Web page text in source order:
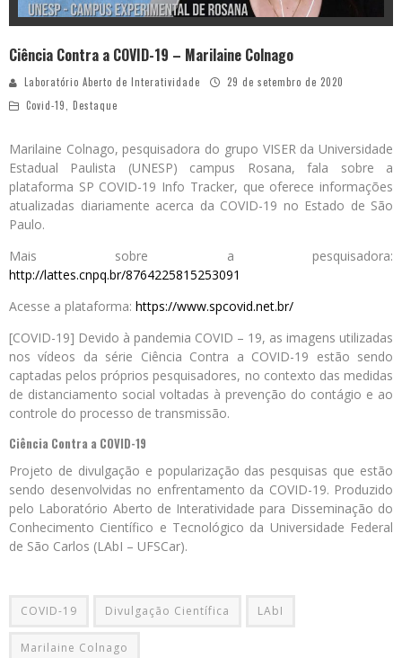
Ciência Contra a COVID-19 – Marilaine Colnago
Laboratório Aberto de Interatividade
29 de setembro de 2020
Covid-19
Destaque
Marilaine Colnago, pesquisadora do grupo VISER da Universidade
Estadual Paulista (UNESP) campus Rosana, fala sobre a
plataforma SP COVID-19 Info Tracker, que oferece informações
atualizadas diariamente acerca da COVID-19 no Estado de São
Paulo.
Mais sobre a pesquisadora:
http://lattes.cnpq.br/8764225815253091
Acesse a plataforma: https://www.spcovid.net.br/
[COVID-19] Devido à pandemia COVID – 19, as imagens utilizadas
nos vídeos da série Ciência Contra a COVID-19 estão sendo
captadas pelos próprios pesquisadores, no contexto das medidas
de distanciamento social voltadas à prevenção do contágio e ao
controle do processo de transmissão.
Ciência Contra a COVID-19
Projeto de divulgação e popularização das pesquisas que estão
sendo desenvolvidas no enfrentamento da COVID-19. Produzido
pelo Laboratório Aberto de Interatividade para Disseminação do
Conhecimento Científico e Tecnológico da Universidade Federal
de São Carlos (LAbI – UFSCar).
COVID-19 Divulgação Científica LAbI
Marilaine Colnago